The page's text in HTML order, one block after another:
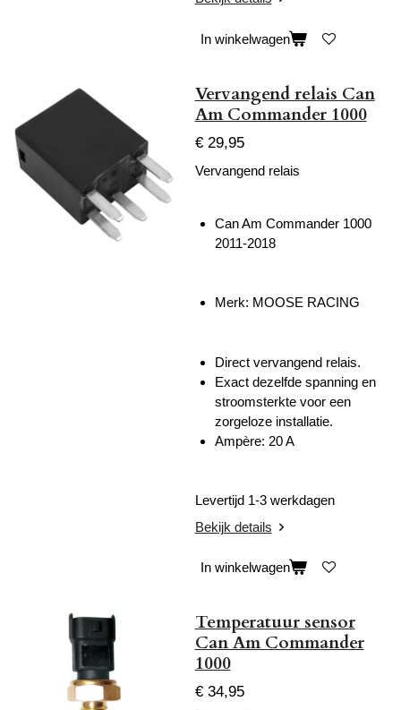
In winkelwagen
Vervangend relais Can
Am Commander 1000
€ 29,95
Vervangend relais
Can Am Commander 1000
2011-2018
Merk: MOOSE RACING
Direct vervangend relais.
Exact dezelfde spanning en
stroomsterkte voor een
zorgeloze installatie.
Ampère: 20 A
Levertijd 1-3 werkdagen
Bekijk details
In winkelwagen
Temperatuur sensor
Can Am Commander
1000
€ 34,95